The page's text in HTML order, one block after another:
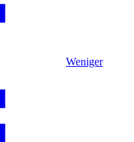
Weniger